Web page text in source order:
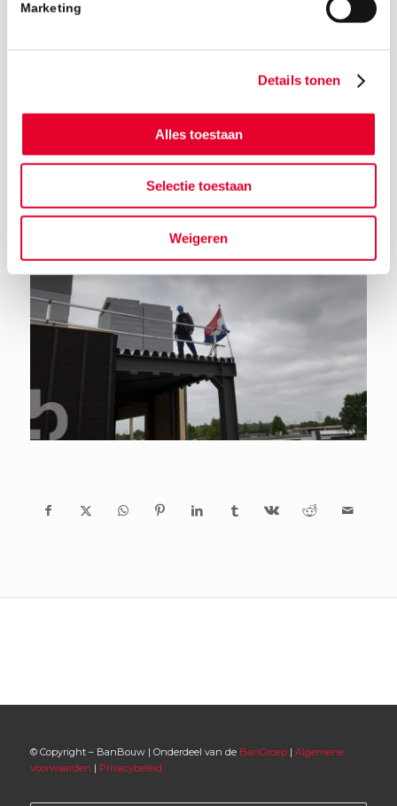
Marketing
Details tonen
Alles toestaan
Selectie toestaan
Weigeren
© Copyright – BanBouw | Onderdeel van de BanGroep| Algemene
voorwaarden | Privacybeleid